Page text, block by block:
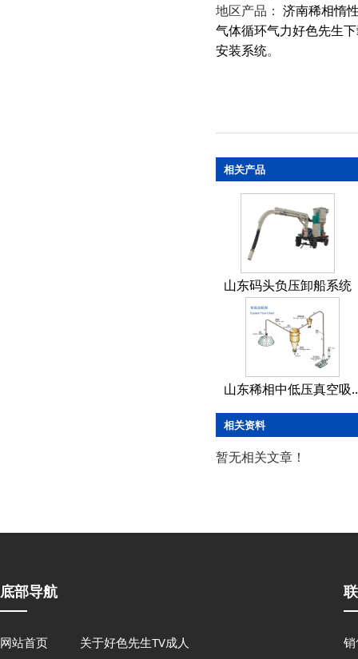
地区产品： 济南稀相惰
气体循环气力好色先生
安装系统。
相关产品
山东码头负压卸船系统
山东稀相中低压真空吸
相关资料
暂无相关文章！
底部导航
网站首页 关于好色先生TV成人